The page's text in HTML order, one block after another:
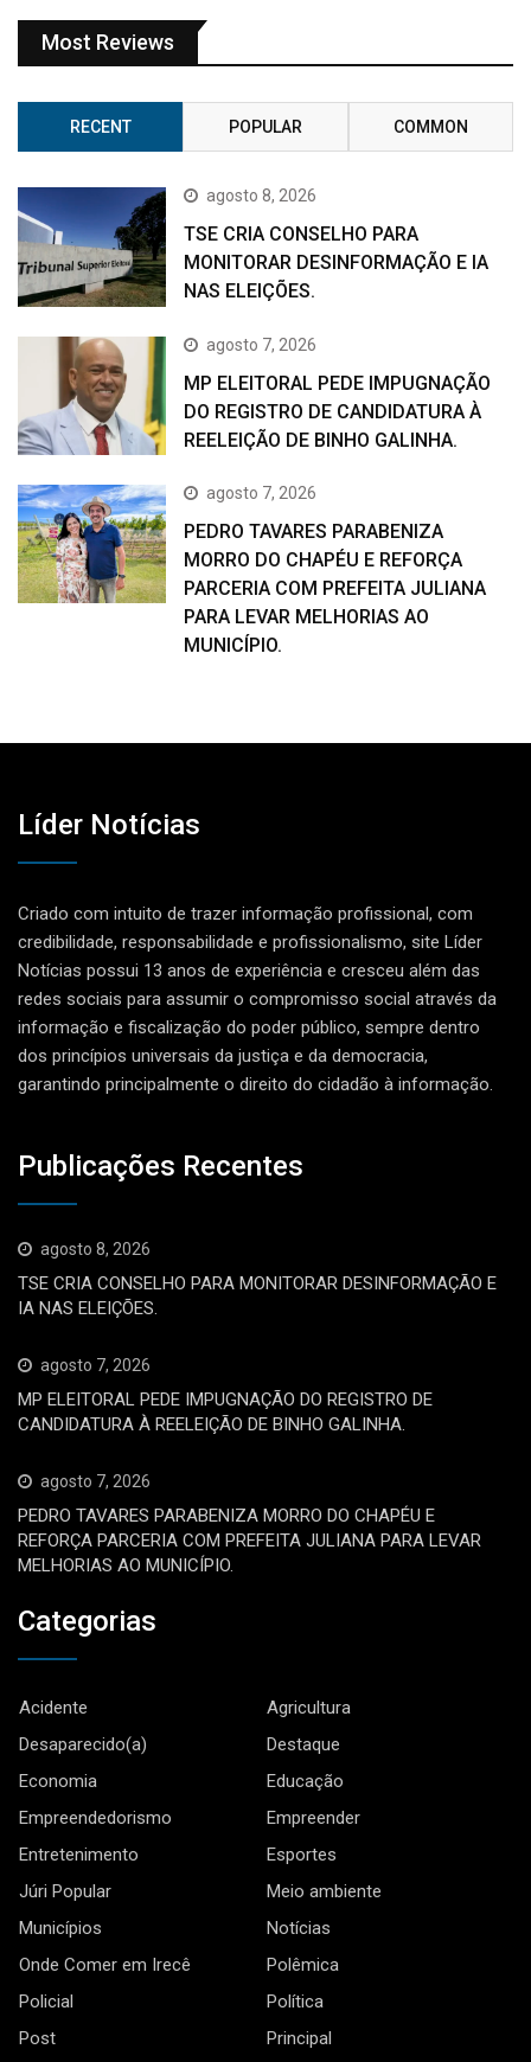
Most Reviews
RECENT POPULAR COMMON
agosto 8, 2026
TSE CRIA CONSELHO PARA
MONITORAR DESINFORMAÇÃO E IA
NAS ELEIÇÕES.
agosto 7, 2026
MP ELEITORAL PEDE IMPUGNAÇÃO
DO REGISTRO DE CANDIDATURA À
REELEIÇÃO DE BINHO GALINHA.
agosto 7, 2026
PEDRO TAVARES PARABENIZA
MORRO DO CHAPÉU E REFORÇA
PARCERIA COM PREFEITA JULIANA
PARA LEVAR MELHORIAS AO
MUNICÍPIO.
Líder Notícias
Criado com intuito de trazer informação profissional, com
credibilidade, responsabilidade e profissionalismo, site Líder
Notícias possui 13 anos de experiência e cresceu além das
redes sociais para assumir o compromisso social através da
informação e fiscalização do poder público, sempre dentro
dos princípios universais da justiça e da democracia,
garantindo principalmente o direito do cidadão à informação.
Publicações Recentes
agosto 8, 2026
TSE CRIA CONSELHO PARA MONITORAR DESINFORMAÇÃO E
IA NAS ELEIÇÕES.
agosto 7, 2026
MP ELEITORAL PEDE IMPUGNAÇÃO DO REGISTRO DE
CANDIDATURA À REELEIÇÃO DE BINHO GALINHA.
agosto 7, 2026
PEDRO TAVARES PARABENIZA MORRO DO CHAPÉU E
REFORÇA PARCERIA COM PREFEITA JULIANA PARA LEVAR
MELHORIAS AO MUNICÍPIO.
Categorias
Acidente
Agricultura
Desaparecido(a)
Destaque
Economia
Educação
Empreendedorismo
Empreender
Entretenimento
Esportes
Júri Popular
Meio ambiente
Municípios
Notícias
Onde Comer em Irecê
Polêmica
Policial
Política
Post
Principal